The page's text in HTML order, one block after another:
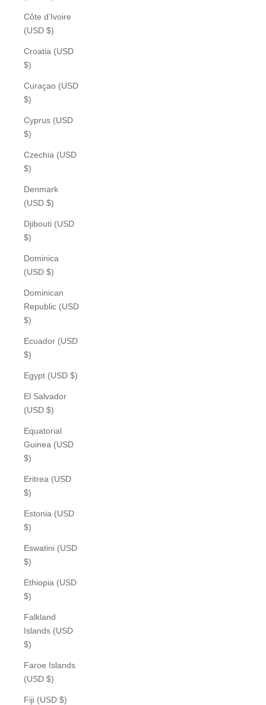
Côte d’Ivoire
(USD $)
Croatia (USD
$)
Curaçao (USD
$)
Cyprus (USD
$)
Czechia (USD
$)
Denmark
(USD $)
Djibouti (USD
$)
Dominica
(USD $)
Dominican
Republic (USD
$)
Ecuador (USD
$)
Egypt (USD $)
El Salvador
(USD $)
Equatorial
Guinea (USD
$)
Eritrea (USD
$)
Estonia (USD
$)
Eswatini (USD
$)
Ethiopia (USD
$)
Falkland
Islands (USD
$)
Faroe Islands
(USD $)
Fiji (USD $)